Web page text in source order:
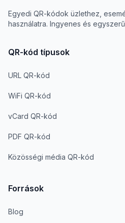
Egyedi QR-kódok üzlethez,
használatra. Ingyenes és
QR-kód típusok
URL QR-kód
WiFi QR-kód
vCard QR-kód
PDF QR-kód
Közösségi média QR-kód
Források
Blog